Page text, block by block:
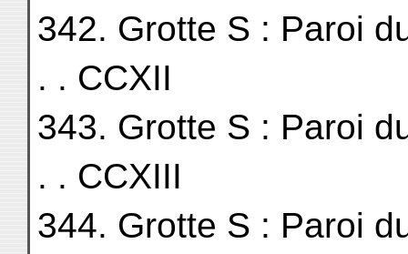
342. Grotte S : Paroi
. . CCXII
343. Grotte S : Paroi
. . CCXIII
344. Grotte S : Paroi